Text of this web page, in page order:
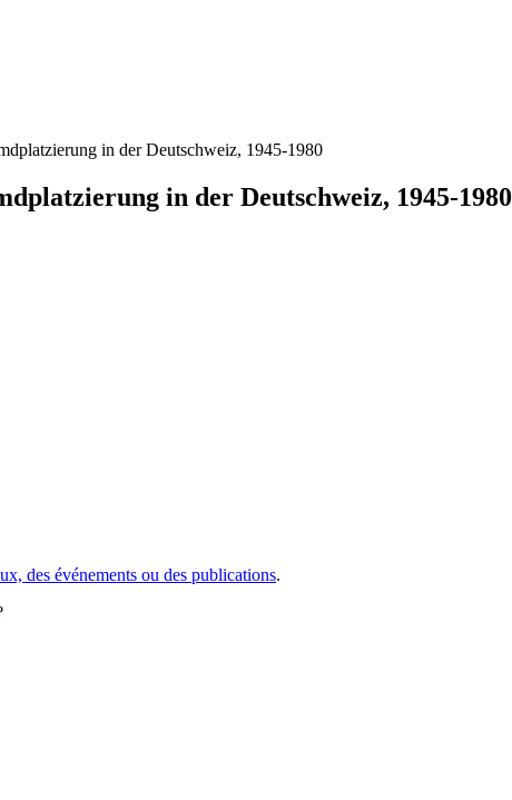
in der Deutschweiz, 1945-1980
in der Deutschweiz, 1945-1980
des événements ou des publications.